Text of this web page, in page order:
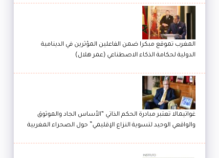
المغرب تموقع مبكرا ضمن الفاعلين المؤثرين في الدينامية
الدولية لحكامة الذكاء الاصطناعي (عمر هلال)
غواتيمالا تعتبر مبادرة الحكم الذاتي “الأساس الجاد والموثوق
والواقعي الوحيد لتسوية النزاع الإقليمي” حول الصحراء المغربية